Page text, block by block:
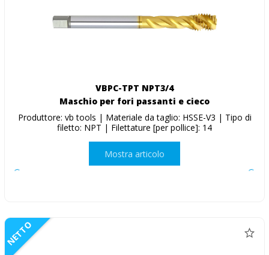
VBPC-TPT NPT3/4
Maschio per fori passanti e cieco
Produttore: vb tools | Materiale da taglio: HSSE-V3 | Tipo di
filetto: NPT | Filettature [per pollice]: 14
Mostra articolo
NETTO